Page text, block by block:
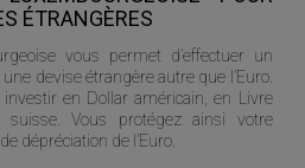
ÉTRANGÈRES
vous permet d’effectuer un
devise étrangère autre que l’Euro.
en Dollar américain, en Livre
Vous protégez ainsi votre
dépréciation de l’Euro.